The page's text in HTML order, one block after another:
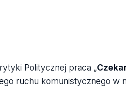
Politycznej praca „
ruchu komunistycznego w